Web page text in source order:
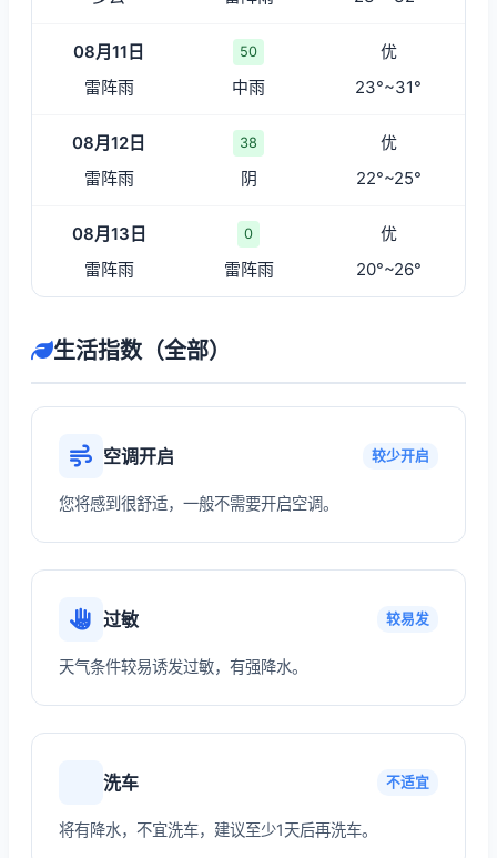
08月11日 50
优
雷阵雨
中雨 23°~31°
08月12日 38
优
雷阵雨
阴 22°~25°
08月13日 0
优
雷阵雨
雷阵雨 20°~26°
生活指数（全部）
空调开启 较少开启
您将感到很舒适，一般不需要开启空调。
过敏 较易发
天气条件较易诱发过敏，有强降水。
洗车 不适宜
将有降水，不宜洗车，建议至少1天后再洗车。